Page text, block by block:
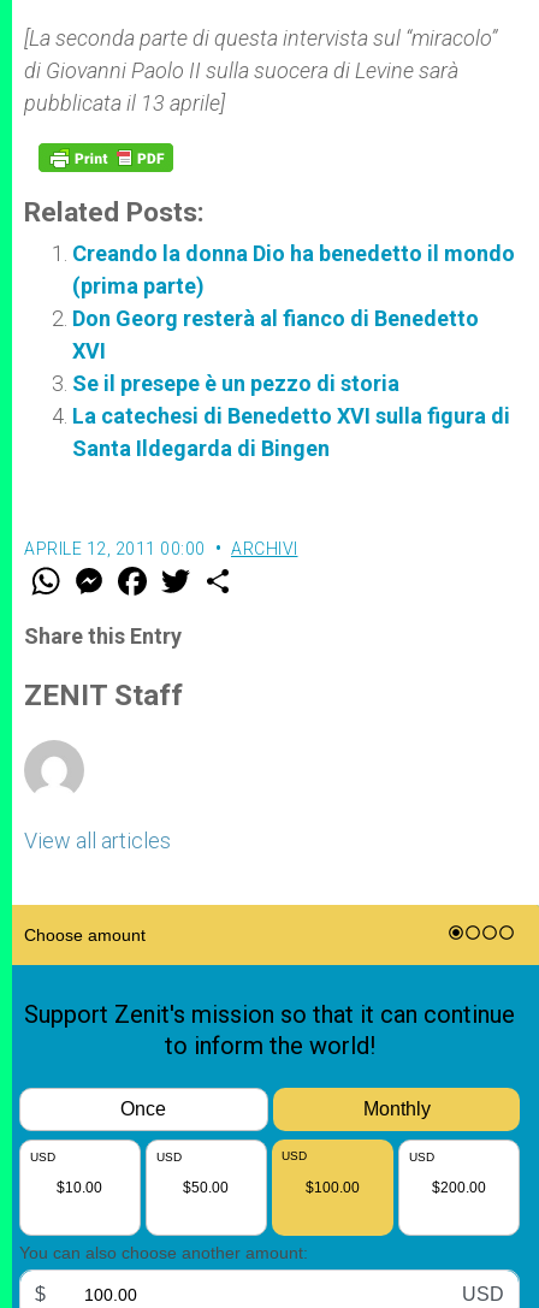
[La seconda parte di questa intervista sul “miracolo”
di Giovanni Paolo II sulla suocera di Levine sarà
pubblicata il 13 aprile]
Related Posts:
Creando la donna Dio ha benedetto il mondo
(prima parte)
Don Georg resterà al fianco di Benedetto
XVI
Se il presepe è un pezzo di storia
La catechesi di Benedetto XVI sulla figura di
Santa Ildegarda di Bingen
APRILE 12, 2011 00:00 ARCHIVI
W
t
s
p
p
M
e
s
e
g
e
F
a
e
b
o
k
w
Share this Entry
ZENIT Staff
View all articles